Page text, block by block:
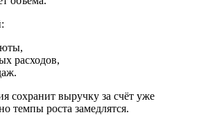
расходов,
сохранит выручку за счёт уже
темпы роста замедлятся.